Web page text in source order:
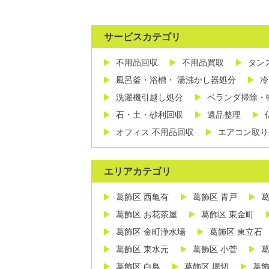
サービスカテゴリ
不用品回収 不用品買取
タン
風呂釜・浴槽・ 湯沸かし器処分
洗濯機引越し処分
ベランダ掃除・
石・土・砂利回収
遺品整理
オフィス 不用品回収
エアコン取
エリアカテゴリ
葛飾区 西亀有 葛飾区 青戸
葛飾区 お花茶屋
葛飾区 東金町
葛飾区 金町浄水場
葛飾区 東立石
葛飾区 東水元
葛飾区 小菅
葛飾区 白鳥
葛飾区 堀切 葛